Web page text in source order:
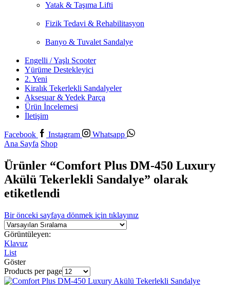
Yatak & Taşıma Lifti
Fizik Tedavi & Rehabilitasyon
Banyo & Tuvalet Sandalye
Engelli / Yaşlı Scooter
Yürüme Destekleyici
2. Yeni
Kiralık Tekerlekli Sandalyeler
Aksesuar & Yedek Parça
Ürün İncelemesi
İletişim
Facebook Instagram
Whatsapp
Ana Sayfa Shop
Ürünler “Comfort Plus DM-450 Luxury
Akülü Tekerlekli Sandalye” olarak
etiketlendi
Bir önceki sayfaya dönmek için tıklayınız
Görüntüleyen:
Klavuz
List
Göster
Products per page